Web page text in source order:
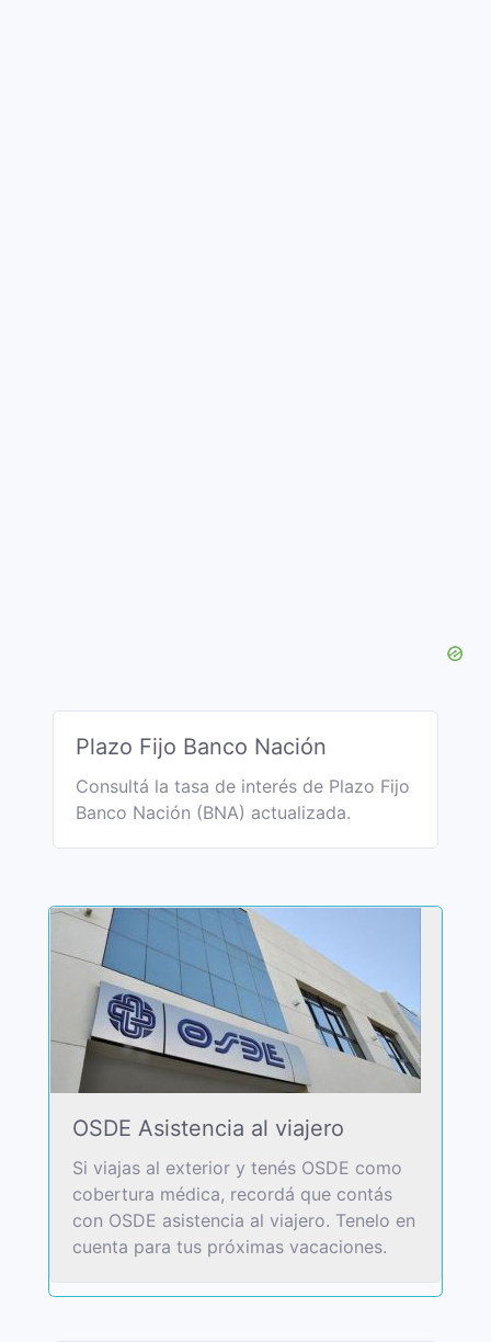
Plazo Fijo Banco Nación
Consultá la tasa de interés de Plazo Fijo
Banco Nación (BNA) actualizada.
OSDE Asistencia al viajero
Si viajas al exterior y tenés OSDE como
cobertura médica, recordá que contás
con OSDE asistencia al viajero. Tenelo en
cuenta para tus próximas vacaciones.